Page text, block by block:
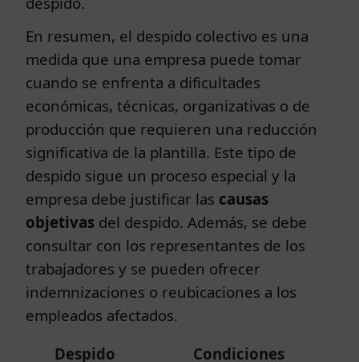
En resumen, el despido colectivo es una
medida que una empresa puede tomar
cuando se enfrenta a dificultades
económicas, técnicas, organizativas o de
producción que requieren una reducción
significativa de la plantilla. Este tipo de
despido sigue un proceso especial y la
empresa debe justificar las causas
objetivas del despido. Además, se debe
consultar con los representantes de los
trabajadores y se pueden ofrecer
indemnizaciones o reubicaciones a los
empleados afectados.
Despido
Condiciones